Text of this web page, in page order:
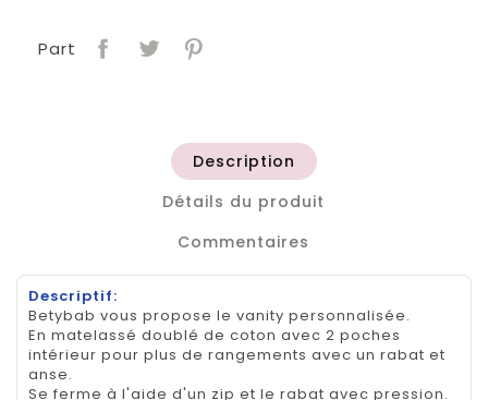
Part
Description
Détails du produit
Commentaires
Descriptif:
Betybab vous propose le vanity personnalisée.
En matelassé doublé de coton avec 2 poches
intérieur pour plus de rangements avec un rabat et
anse.
Se ferme à l'aide d'un zip et le rabat avec pression.